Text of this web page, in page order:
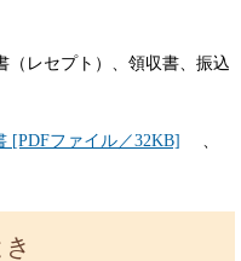
レセプト）、領収書、振込
[PDFファイル／32KB]
、